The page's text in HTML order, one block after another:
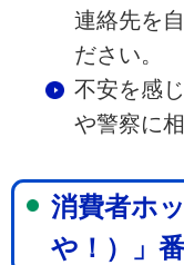
連絡先を
ださい。
不安を感
や警察に
消費者ホ
や！）」番